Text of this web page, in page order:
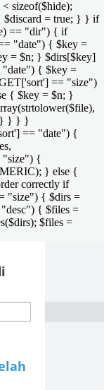
sizeof($hide);
$discard = true; } } if
== "dir") { if
"date") { $key =
= $n; } $dirs[$key]
{ $key =
== "size")
{ $key = $n; }
} } } }
== "date") {
"size") {
} else {
correctly if
"size") { $dirs =
{ $files =
$files =